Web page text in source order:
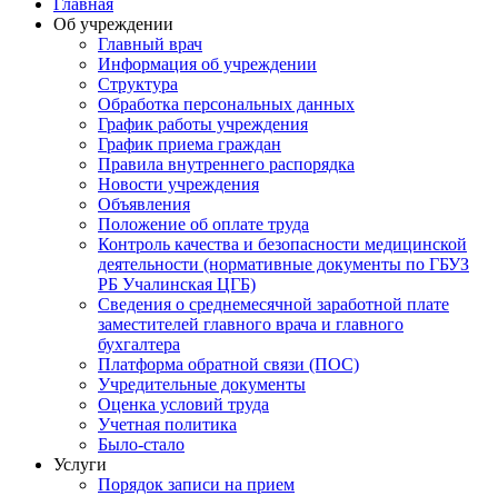
Об учреждении
Главный врач
Информация об учреждении
Структура
Обработка персональных данных
График работы учреждения
График приема граждан
Правила внутреннего распорядка
Новости учреждения
Объявления
Положение об оплате труда
Контроль качества и безопасности медицинской
деятельности (нормативные документы по ГБУЗ
РБ Учалинская ЦГБ)
Сведения о среднемесячной заработной плате
заместителей главного врача и главного
бухгалтера
Платформа обратной связи (ПОС)
Учредительные документы
Оценка условий труда
Учетная политика
Было-стало
Услуги
Порядок записи на прием